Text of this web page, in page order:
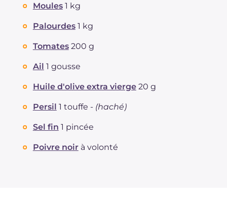
Moules 1 kg
Palourdes 1 kg
Tomates 200 g
Ail 1 gousse
Huile d'olive extra vierge 20 g
Persil 1 touffe - (haché)
Sel fin 1 pincée
Poivre noir à volonté